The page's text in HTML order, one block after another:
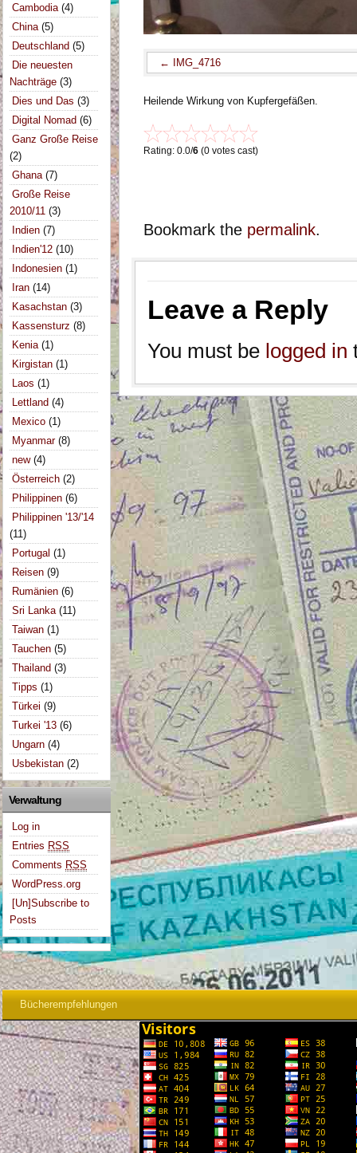
IMG_4716
Heilende Wirkung von Kupfergefäßen.
Rating: 0.0/6 (0 votes cast)
Bookmark the permalink.
Leave a Reply
You must be logged in
Cambodia (4)
China (5)
Deutschland (5)
Die neuesten
Nachträge (3)
Dies und Das (3)
Digital Nomad (6)
Ganz Große Reise
(2)
Ghana (7)
Große Reise
2010/11 (3)
Indien (7)
Indien'12 (10)
Indonesien (1)
Iran (14)
Kasachstan (3)
Kassensturz (8)
Kenia (1)
Kirgistan (1)
Laos (1)
Lettland (4)
Mexico (1)
Myanmar(8)
new(4)
Österreich (2)
Philippinen (6)
Philippinen '13/'14
(11)
Portugal (1)
Reisen (9)
Rumänien (6)
Sri Lanka (11)
Taiwan (1)
Tauchen (5)
Thailand (3)
Tipps (1)
Türkei (9)
Turkei '13 (6)
Ungarn (4)
Usbekistan (2)
Verwaltung
Log in
Entries RSS
Comments RSS
WordPress.org
[Un]Subscribe to
Posts
Bücherempfehlungen